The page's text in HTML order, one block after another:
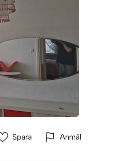
Spara Anmäl